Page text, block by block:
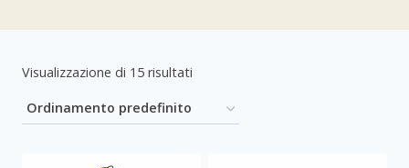
Visualizzazione di 15 risultati